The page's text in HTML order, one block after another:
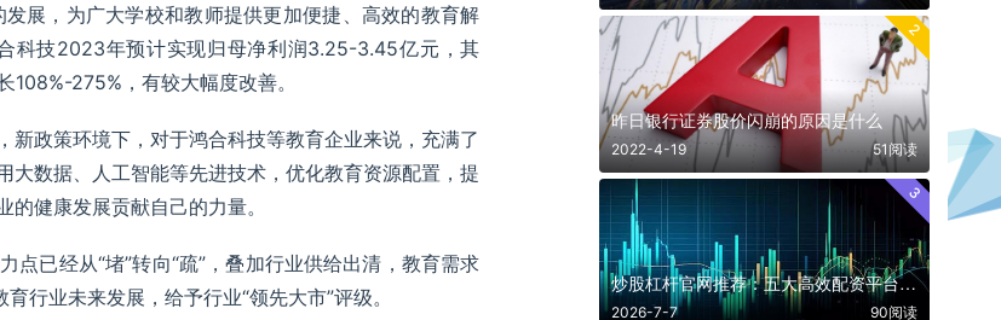
展，为广大学校和教师提供更加便捷、高效的教育解
科技2023年预计实现归母净利润3.25-3.45亿元，其
275%，有较大幅度改善。
政策环境下，对于鸿合科技等教育企业来说，充满了
数据、人工智能等先进技术，优化教育资源配置，提
健康发展贡献自己的力量。
已经从“堵”转向“疏”，叠加行业供给出清，教育需求
行业未来发展，给予行业“领先大市”评级。
2
昨日银行证券股价闪崩的原因是什么
2022-4-19 51阅读
3
炒股杠杆官网推荐：五大高效配资平台助你稳健操作
2026-7-7 90阅读